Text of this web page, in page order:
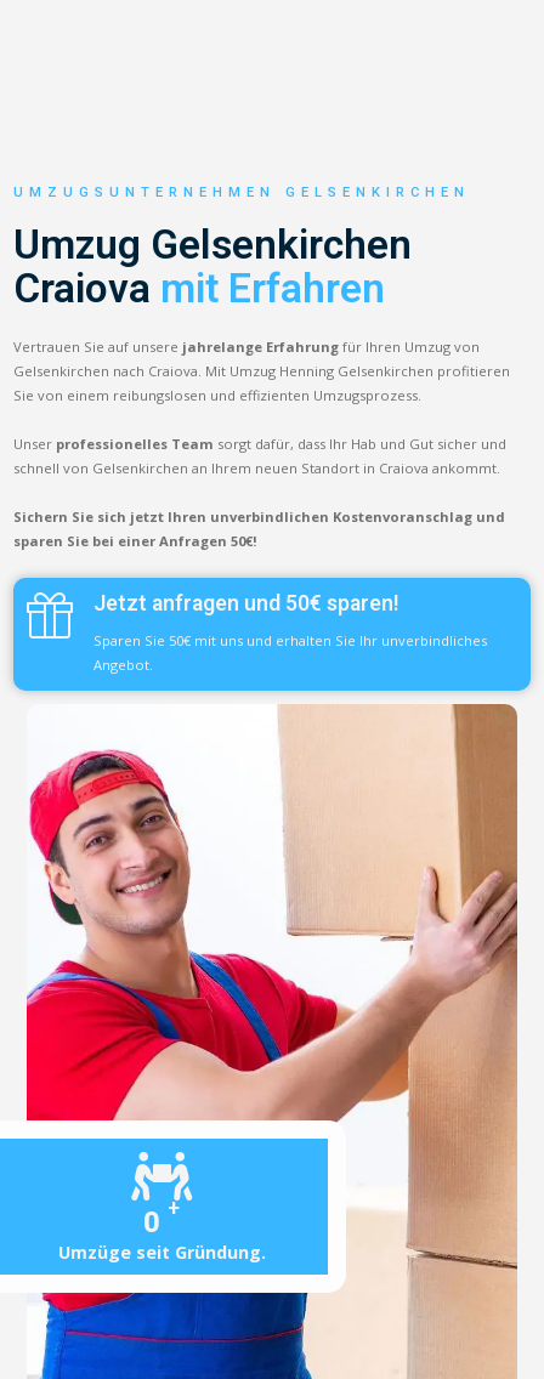
0 +
Umzüge seit Gründung.
UMZUGSUNTERNEHMEN GELSENKIRCHEN
Umzug Gelsenkirchen
Craiova mit Erfahren
Vertrauen Sie auf unsere jahrelange Erfahrung für Ihren Umzug von
Gelsenkirchen nach Craiova. Mit Umzug Henning Gelsenkirchen profitieren
Sie von einem reibungslosen und effizienten Umzugsprozess.
Unser professionelles Team sorgt dafür, dass Ihr Hab und Gut sicher und
schnell von Gelsenkirchen an Ihrem neuen Standort in Craiova ankommt.
Sichern Sie sich jetzt Ihren unverbindlichen Kostenvoranschlag und
sparen Sie bei einer Anfragen 50€!
Jetzt anfragen und 50€ sparen!
Sparen Sie 50€ mit uns und erhalten Sie Ihr unverbindliches
Angebot.